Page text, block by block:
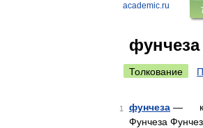
academic.ru
фунчеза
Толкование
1 фунчеза —
Фунчеза